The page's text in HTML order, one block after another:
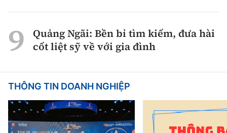
Quảng Ngãi: Bền bỉ tìm kiếm, đưa hài
cốt liệt sỹ về với gia đình
THÔNG TIN DOANH NGHIỆP